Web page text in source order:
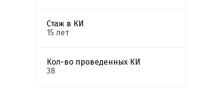
Стаж в КИ
15 лет
Кол-во проведенных КИ
38